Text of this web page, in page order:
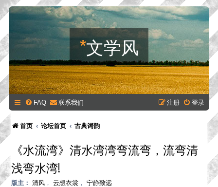
*文学风
FAQ 联系我们 登录
注册
首页 论坛首页 古典词韵
《水流湾》清水湾湾弯流弯，流弯清
浅弯水湾!
版主： 清风 ， 云想衣裳 ， 宁静致远